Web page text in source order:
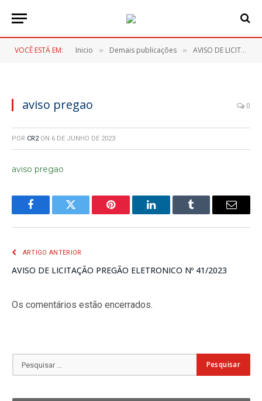
VOCÊ ESTÁ EM: Inicio » Demais publicações » AVISO DE LICITAÇÃO PREGÃO ELETRONICO Nº 41/2023
aviso pregao 0
POR CR2 ON 6 DE JUNHO DE 2023
aviso pregao
FacebookTwitter Pinterest LinkedInTumblr
E-
ARTIGO ANTERIOR
AVISO DE LICITAÇÃO PREGÃO ELETRONICO Nº 41/2023
Os comentários estão encerrados.